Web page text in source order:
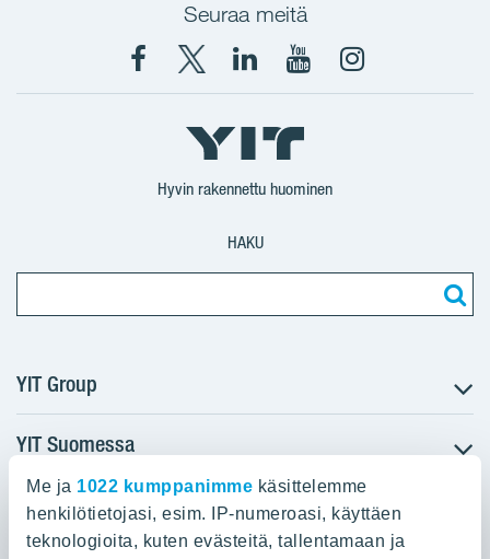
Me ja 1022 kumppanimme käsittelemme
henkilötietojasi, esim. IP-numeroasi, käyttäen
teknologioita, kuten evästeitä, tallentamaan ja
Seuraa meitä
Facebook
X
YIT
Suomi
YIT
Corporation
YIT
Corporation
Instagram
Hyvin rakennettu huominen
HAKU
YIT Group
Tietoa YIT:stä
Töihin meille
Sijoittajat
Projektit
YIT Suomessa
Myytävät asunnot
Vuokrattavat toimitilat
YIT:n pääkonttori
Panuntie 11, PL 36, 00620 Helsinki